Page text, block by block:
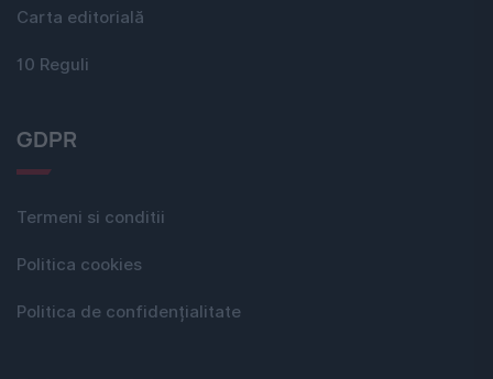
Carta editorială
10 Reguli
GDPR
Termeni si conditii
Politica cookies
Politica de confidențialitate